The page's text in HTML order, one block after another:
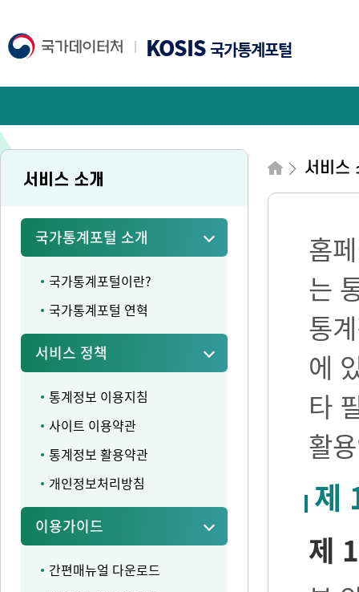
KOSIS국가통계포털
서비스 소개
국가통계포털 소개
국가통계포털이란?
국가통계포털 연혁
서비스 정책
통계정보 이용지침
사이트 이용약관
통계정보 활용약관
개인정보처리방침
이용가이드
간편매뉴얼 다운로드
서비스
홈
는
통
에
타
활
제
제